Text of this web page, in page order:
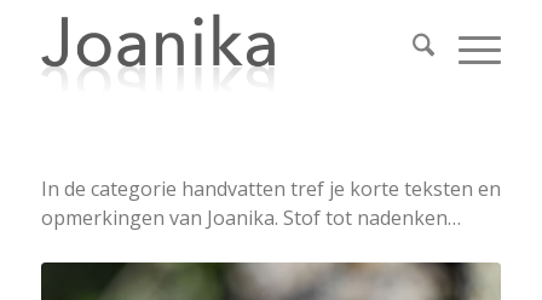
In de categorie handvatten tref je korte teksten en
opmerkingen van Joanika. Stof tot nadenken…